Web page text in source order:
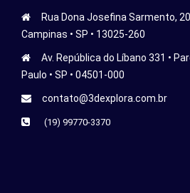
Rua Dona Josefina Sarmento,
Campinas • SP • 13025-260
Av. República do Líbano 331 •
Paulo • SP • 04501-000
contato@3dexplora.com.br
(19) 99770-3370